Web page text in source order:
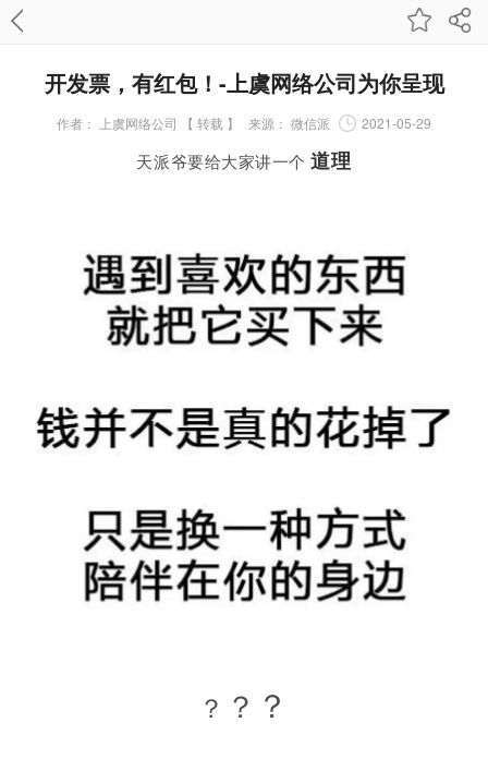
开发票，有红包！-上虞网络公司为你呈现
作者： 上虞网络公司 【 转载 】 来源： 微信派 2021-05-29
天派爷要给大家讲一个道理
？ ？ ？